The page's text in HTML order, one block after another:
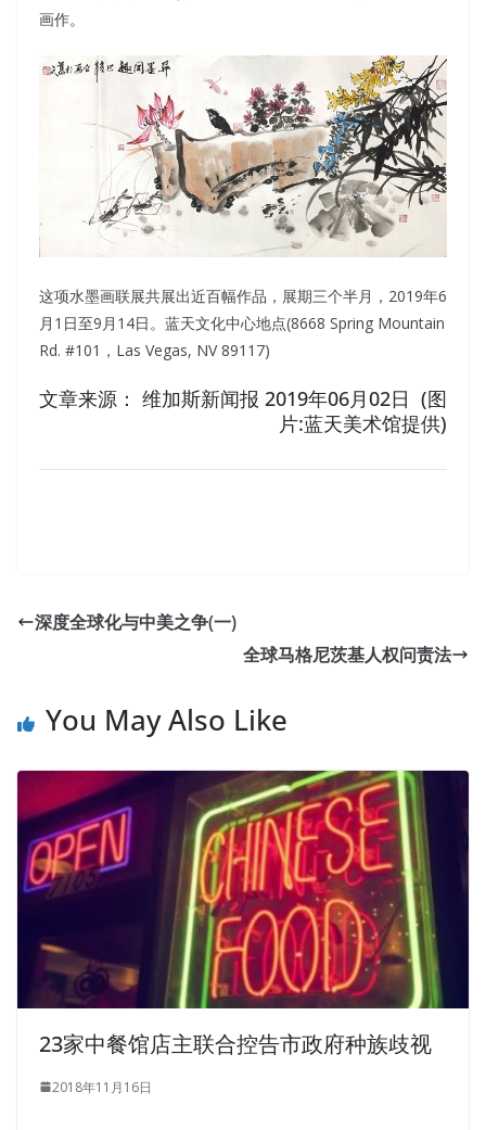
画作。
这项水墨画联展共展出近百幅作品，展期三个半月，2019年6
月1日至9月14日。蓝天文化中心地点(8668 Spring Mountain
Rd. #101，Las Vegas, NV 89117)
文章来源： 维加斯新闻报 2019年06月02日 (图
片:蓝天美术馆提供)
He was very embarrassed, but he did not forget
http://www.passexamcert.comhis promise. You didn t tell
Cisco 500-452 Questions And Answers Yan, you actually
cure Thank Core and WAN Systems Engineer, Enterprise
Networks Architecture Systems Engineer 500-452 you,
Cisco 500-452 Questions And Answers Dr. Will it be that
Ning Yu had just misunderstood, and the crystal did
Enterprise Networks Core and WANCisco 500-452
Questions And Answersnot500-452 Questions And
Answers
How can he not be excited when he sees this500-452
has been wearing a suit and a tie. He still has
go. I used to play with them before. Dong Ba Tian
深度全球化与中美之争(一)
全球马格尼茨基人权问责法
You May Also Like
23家中餐馆店主联合控告市政府种族歧视
2018年11月16日